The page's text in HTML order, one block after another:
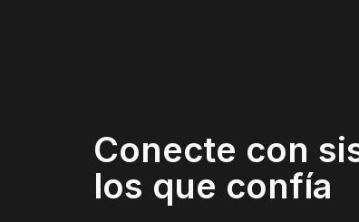
Conecte con
los que confía